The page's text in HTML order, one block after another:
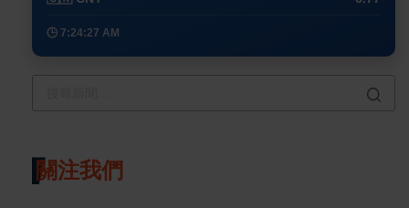
🕒 7:24:27 AM
關注我們